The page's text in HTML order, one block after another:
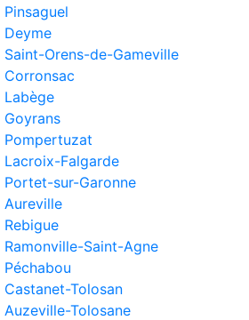
Deyme
Saint-Orens-de-Gameville
Corronsac
Labège
Goyrans
Pompertuzat
Lacroix-Falgarde
Portet-sur-Garonne
Aureville
Rebigue
Ramonville-Saint-Agne
Péchabou
Castanet-Tolosan
Tolosane